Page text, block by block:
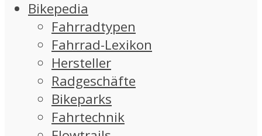
Bikepedia
Fahrradtypen
Fahrrad-Lexikon
Hersteller
Radgeschäfte
Bikeparks
Fahrtechnik